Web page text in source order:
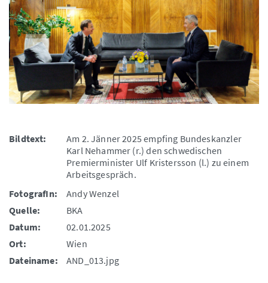
Bildtext:
Am 2. Jänner 2025 empfing Bundeskanzler
Karl Nehammer (r.) den schwedischen
Premierminister Ulf Kristersson (l.) zu einem
Arbeitsgespräch.
FotografIn:
Andy Wenzel
Quelle:
BKA
Datum:
02.01.2025
Ort:
Wien
Dateiname:
AND_013.jpg